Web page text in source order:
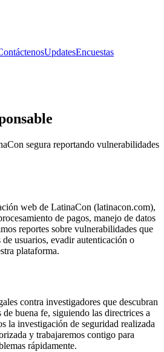
UpdatesEncuestas
segura reportando vulnerabilidades
web de LatinaCon (latinacon.com),
de pagos, manejo de datos
reportes sobre vulnerabilidades que
usuarios, evadir autenticación o
plataforma.
contra investigadores que descubran
buena fe, siguiendo las directrices a
la investigación de seguridad realizada
y trabajaremos contigo para
rápidamente.